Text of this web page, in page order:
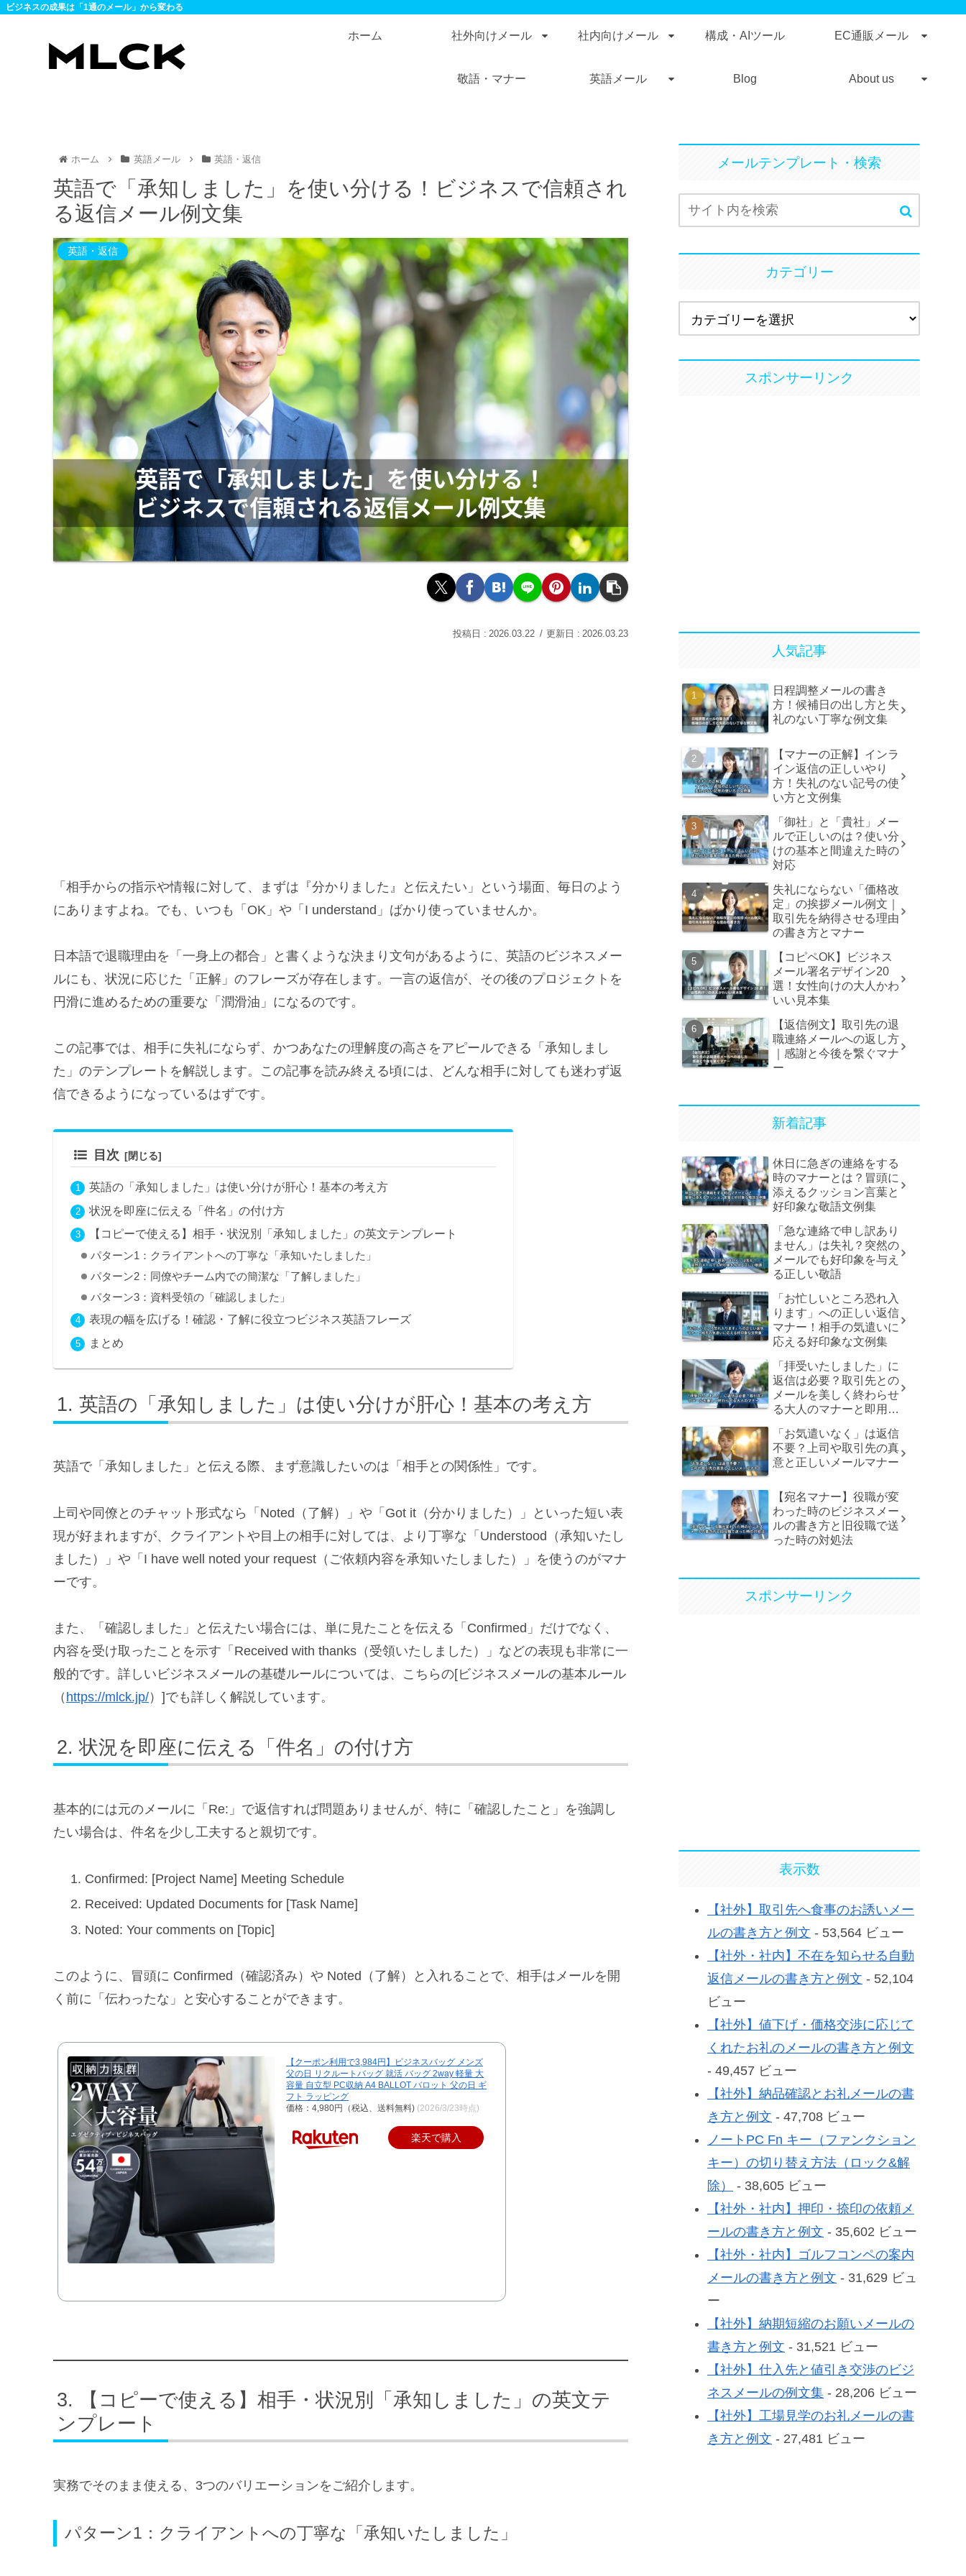
ビジネスの成果は「1通のメール」から変わる
ホーム 社外向けメール 社内向けメール 構成・AIツール EC通販メール
敬語・マナー 英語メール Blog About us
ホーム 英語メール 英語・返信
英語で「承知しました」を使い分ける！ビジネスで信頼され
る返信メール例文集
英語・返信
2026.03.22 2026.03.23
「相手からの指示や情報に対して、まずは『分かりました』と伝えたい」という場面、毎日のよう
にありますよね。でも、いつも「OK」や「I understand」ばかり使っていませんか。
日本語で退職理由を「一身上の都合」と書くような決まり文句があるように、英語のビジネスメー
ルにも、状況に応じた「正解」のフレーズが存在します。一言の返信が、その後のプロジェクトを
円滑に進めるための重要な「潤滑油」になるのです。
この記事では、相手に失礼にならず、かつあなたの理解度の高さをアピールできる「承知しまし
た」のテンプレートを解説します。この記事を読み終える頃には、どんな相手に対しても迷わず返
信できるようになっているはずです。
目次
英語の「承知しました」は使い分けが肝心！基本の考え方
状況を即座に伝える「件名」の付け方
【コピーで使える】相手・状況別「承知しました」の英文テンプレート
パターン1：クライアントへの丁寧な「承知いたしました」
パターン2：同僚やチーム内での簡潔な「了解しました」
パターン3：資料受領の「確認しました」
表現の幅を広げる！確認・了解に役立つビジネス英語フレーズ
まとめ
英語の「承知しました」は使い分けが肝心！基本の考え方
英語で「承知しました」と伝える際、まず意識したいのは「相手との関係性」です。
上司や同僚とのチャット形式なら「Noted（了解）」や「Got it（分かりました）」といった短い表
現が好まれますが、クライアントや目上の相手に対しては、より丁寧な「Understood（承知いたし
ました）」や「I have well noted your request（ご依頼内容を承知いたしました）」を使うのがマナ
ーです。
また、「確認しました」と伝えたい場合には、単に見たことを伝える「Confirmed」だけでなく、
内容を受け取ったことを示す「Received with thanks（受領いたしました）」などの表現も非常に一
般的です。詳しいビジネスメールの基礎ルールについては、こちらの[ビジネスメールの基本ルール
（ https://mlck.jp/）]でも詳しく解説しています。
状況を即座に伝える「件名」の付け方
基本的には元のメールに「Re:」で返信すれば問題ありませんが、特に「確認したこと」を強調し
たい場合は、件名を少し工夫すると親切です。
Confirmed: [Project Name] Meeting Schedule
Received: Updated Documents for [Task Name]
Noted: Your comments on [Topic]
このように、冒頭に Confirmed（確認済み）や Noted（了解）と入れることで、相手はメールを開
く前に「伝わったな」と安心することができます。
【クーポン利用で3,984円】ビジネスバッグ メンズ
父の日 リクルートバッグ 就活 バッグ 2way 軽量 大
容量 自立型 PC収納 A4 BALLOT バロット 父の日 ギ
フト ラッピング
価格：4,980円（税込、送料無料) (2026/3/23時点)
楽天で購入
【コピーで使える】相手・状況別「承知しました」の英文テ
ンプレート
実務でそのまま使える、3つのバリエーションをご紹介します。
パターン1：クライアントへの丁寧な「承知いたしました」
メールテンプレート・検索
カテゴリー
スポンサーリンク
人気記事
日程調整メールの書き
方！候補日の出し方と失
礼のない丁寧な例文集
【マナーの正解】インラ
イン返信の正しいやり
方！失礼のない記号の使
い方と文例集
「御社」と「貴社」メー
ルで正しいのは？使い分
けの基本と間違えた時の
対応
失礼にならない「価格改
定」の挨拶メール例文｜
取引先を納得させる理由
の書き方とマナー
【コピペOK】ビジネス
メール署名デザイン20
選！女性向けの大人かわ
いい見本集
【返信例文】取引先の退
職連絡メールへの返し方
｜感謝と今後を繋ぐマナ
ー
新着記事
休日に急ぎの連絡をする
時のマナーとは？冒頭に
添えるクッション言葉と
好印象な敬語文例集
「急な連絡で申し訳あり
ません」は失礼？突然の
メールでも好印象を与え
る正しい敬語
「お忙しいところ恐れ入
ります」への正しい返信
マナー！相手の気遣いに
応える好印象な文例集
「拝受いたしました」に
返信は必要？取引先との
メールを美しく終わらせ
る大人のマナーと即用文
「お気遣いなく」は返信
不要？上司や取引先の真
意と正しいメールマナー
【宛名マナー】役職が変
わった時のビジネスメー
ルの書き方と旧役職で送
った時の対処法
スポンサーリンク
表示数
【社外】取引先へ食事のお誘いメー
ルの書き方と例文 - 53,564 ビュー
【社外・社内】不在を知らせる自動
返信メールの書き方と例文 - 52,104
ビュー
【社外】値下げ・価格交渉に応じて
くれたお礼のメールの書き方と例文
- 49,457 ビュー
【社外】納品確認とお礼メールの書
き方と例文 - 47,708 ビュー
ノートPC Fn キー（ファンクション
キー）の切り替え方法（ロック&解
除）
- 38,605 ビュー
【社外・社内】押印・捺印の依頼メ
ールの書き方と例文 - 35,602 ビュー
【社外・社内】ゴルフコンペの案内
メールの書き方と例文 - 31,629 ビュ
ー
【社外】納期短縮のお願いメールの
書き方と例文 - 31,521 ビュー
【社外】仕入先と値引き交渉のビジ
ネスメールの例文集 - 28,206 ビュー
【社外】工場見学のお礼メールの書
き方と例文 - 27,481 ビュー